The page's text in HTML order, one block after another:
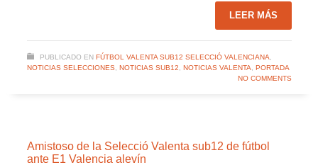
LEER MÁS
PUBLICADO EN FÚTBOL VALENTA SUB12 SELECCIÓ VALENCIANA
NOTICIAS SELECCIONES, NOTICIAS SUB12 NOTICIAS VALENTA
PORTADA
NO COMMENTS
Amistoso de la Selecció Valenta sub12 de fútbol
ante E1 Valencia alevín